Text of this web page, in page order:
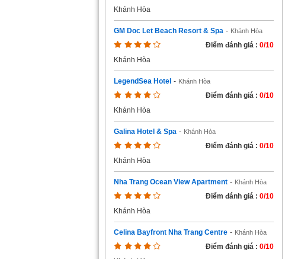
Khánh Hòa
GM Doc Let Beach Resort & Spa - Khánh Hòa
Điểm đánh giá : 0/10
Khánh Hòa
LegendSea Hotel - Khánh Hòa
Điểm đánh giá : 0/10
Khánh Hòa
Galina Hotel & Spa - Khánh Hòa
Điểm đánh giá : 0/10
Khánh Hòa
Nha Trang Ocean View Apartment - Khánh Hòa
Điểm đánh giá : 0/10
Khánh Hòa
Celina Bayfront Nha Trang Centre - Khánh Hòa
Điểm đánh giá : 0/10